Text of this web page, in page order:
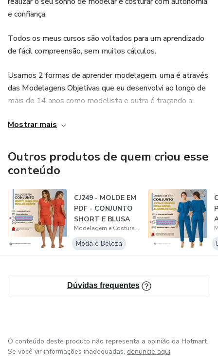
e confiança.
Todos os meus cursos são voltados para um aprendizado
de fácil compreensão, sem muitos cálculos.
Usamos 2 formas de aprender modelagem, uma é através
das Modelagens Objetivas que eu desenvolvi ao longo de
mais de 14 anos como modelista e outra é traçando a
modelagem sob medida.
Assim a pessoa pode desenvolver o seu trabalho da forma
que achar mais fácil fazer.
Mostrar mais
Outros produtos de quem criou esse
conteúdo
CJ249 - MOLDE EM
PDF - CONJUNTO
SHORT E BLUSA
COM GOTA NO
DE...
Modelagem e Costura Objetiva
Moda e Beleza
Dúvidas frequentes
O conteúdo deste produto não representa a opinião da Hotmart.
Se você vir informações inadequadas, denuncie aqui